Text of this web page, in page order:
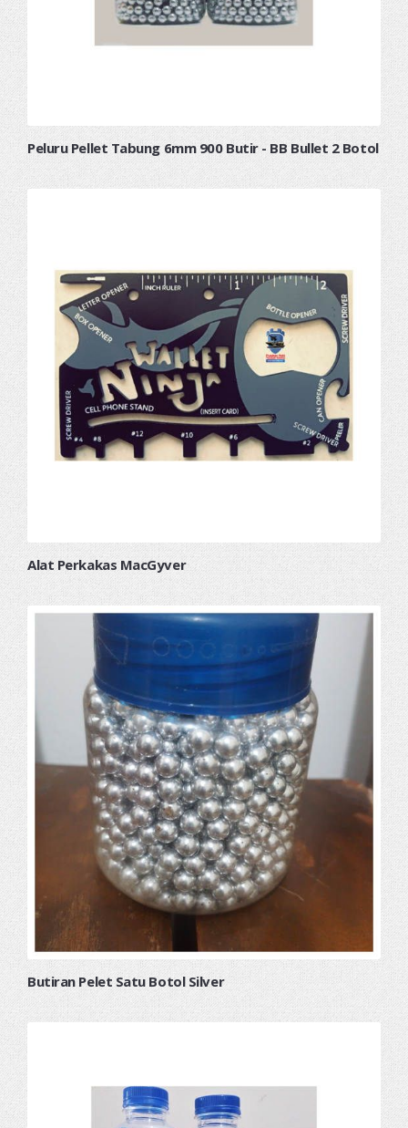
Peluru Pellet Tabung 6mm 900 Butir - BB Bullet 2 Botol
Alat Perkakas MacGyver
Butiran Pelet Satu Botol Silver